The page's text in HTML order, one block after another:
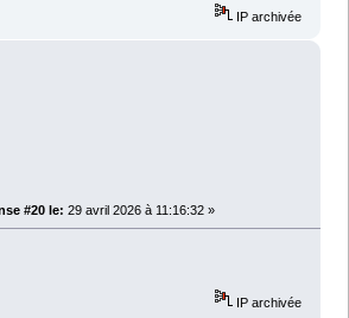
IP archivée
#20 le: 29 avril 2026 à 11:16:32 »
IP archivée